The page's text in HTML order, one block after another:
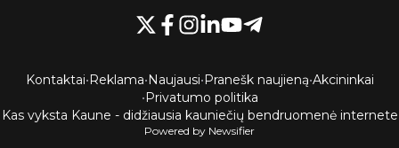
Kontaktai•Reklama•Naujausi•Pranešk naujieną•Akcininkai
•Privatumo politika
Kas vyksta Kaune - didžiausia kauniečių bendruomenė internete
Powered by Newsifier